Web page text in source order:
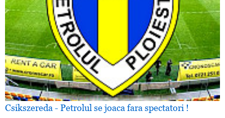
Csikszereda - Petrolul se joaca fara spectatori !